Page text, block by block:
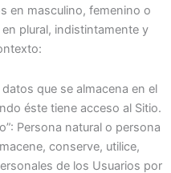
en masculino, femenino o
plural, indistintamente y
que se almacena en el
éste tiene acceso al Sitio.
Persona natural o persona
conserve, utilice,
de los Usuarios por